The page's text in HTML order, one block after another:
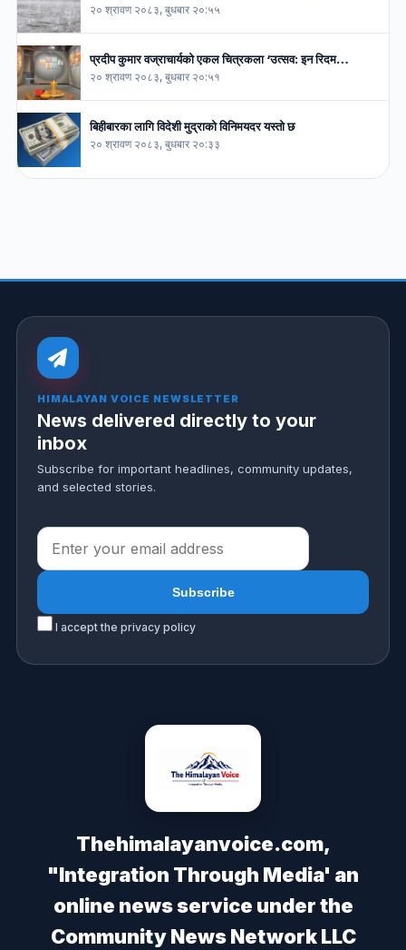
२० श्रावण २०८३, बुधबार २०:५५
प्रदीप कुमार वज्राचार्यको एकल चित्रकला ‘उत्सव: इन रिदम…
२० श्रावण २०८३, बुधबार २०:५१
बिहीबारका लागि विदेशी मुद्राको विनिमयदर यस्तो छ
२० श्रावण २०८३, बुधबार २०:३३
HIMALAYAN VOICE NEWSLETTER
News delivered directly to your
inbox
Subscribe for important headlines, community updates,
and selected stories.
I accept the privacy policy
Thehimalayanvoice.com,
"Integration Through Media' an
online news service under the
Community News Network LLC